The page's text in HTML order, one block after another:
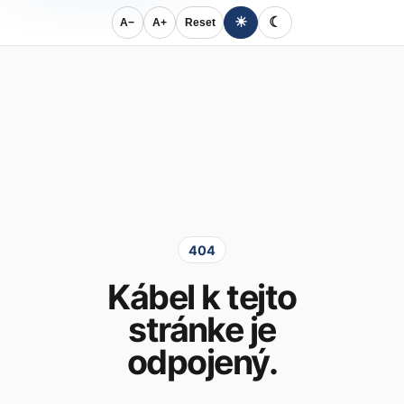
A− A+ Reset ☀ ☾
404
Kábel k tejto
stránke je
odpojený.